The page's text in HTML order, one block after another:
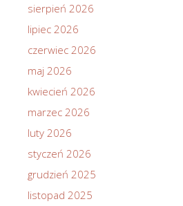
sierpień 2026
lipiec 2026
czerwiec 2026
maj 2026
kwiecień 2026
marzec 2026
luty 2026
styczeń 2026
grudzień 2025
listopad 2025